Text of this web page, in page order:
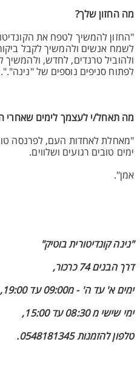
מה החזון שלך?
"החזון להמשיך לטפח את
לשמח אנשים ולהמשיך לקבל
ולהוביל טרנדים, לחדש, ולהמשיך
לפתוח סניפים נוספים של "נינה".".
מה תאחל/י לעצמך לימים שאחרי
"מאחלת לאחדות העם, לפרנסה
ימים טובים רגועים ושלווים.
אמן".
"נינה קונדיטורית בוטיק"
דרך הבנים 74 כרכור,
ימים א' עד ה' - מ09:00 עד 19:00,
ימי שישי מ 08:30 עד 15:00,
טלפון להזמנות 0548181345.